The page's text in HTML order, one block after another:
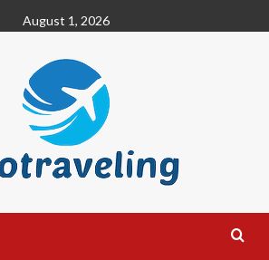
August 1, 2026